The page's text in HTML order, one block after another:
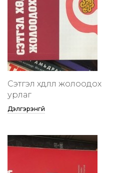
Сэтгэл хөдлөлөө жолоодох
урлаг
Дэлгэрэнгүй